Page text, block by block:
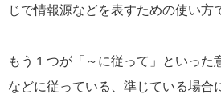
じで情報源などを表すための使い方
もう１つが「～に従って」といった
などに従っている、準じている場合